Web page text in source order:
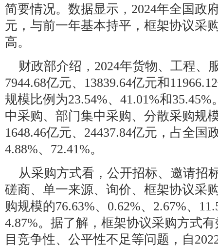
简要情况。数据显示，2024年全国政
元，与前一年基本持平，框架协议采
高。
财政部介绍，2024年货物、工程、
7944.68亿元、13839.64亿元和
规模比例为23.54%、41.01%和
中采购、部门集中采购、分散采购规
1648.46亿元、24437.84亿元，占全国
4.88%、72.41%。
从采购方式看，公开招标、邀请招
磋商、单一来源、询价、框架协议采
购规模的76.63%、0.62%、2.67%、
4.87%。据了解，框架协议采购方式
目竞争性、公平性不足等问题，自